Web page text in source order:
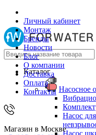
Личный кабинет
Монтаж
Бренды
Новости
Блог
О компании
Доставка
Оплата
Контакты
Магазин в Москве
Каталог
Насосное
Насос
Насос